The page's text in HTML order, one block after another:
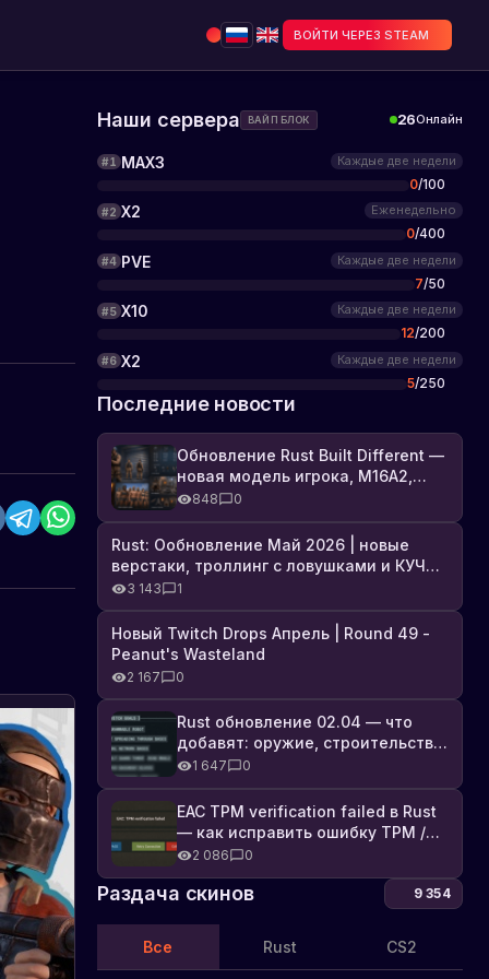
ВОЙТИ ЧЕРЕЗ STEAM
Наши сервера ВАЙП БЛОК 26Онлайн
#1 MAX3 Каждые две недели
0/100
#2 X2 Еженедельно
0/400
#4 PVE Каждые две недели
7/50
#5 X10 Каждые две недели
12/200
#6 X2 Каждые две недели
5/250
Последние новости
Обновление Rust Built Different —
новая модель игрока, M16A2,
броня, Industrial DLC и полный
список изменений
848 0
Rust: Ообновление Май 2026 | новые
верстаки, троллинг с ловушками и КУЧА
DLC3 143 1
Новый Twitch Drops Апрель | Round 49 -
Peanut's Wasteland
2 167 0
Rust обновление 02.04 — что
добавят: оружие, строительство,
технологии и Farming 2.5
1 647 0
EAC TPM verification failed в Rust
— как исправить ошибку TPM /
Secure Boot
2 086 0
Раздача скинов 9 354
Все Rust CS2